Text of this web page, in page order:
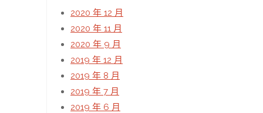
2020 年 12 月
2020 年 11 月
2020 年 9 月
2019 年 12 月
2019 年 8 月
2019 年 7 月
2019 年 6 月